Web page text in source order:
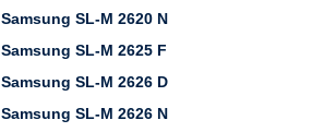
Samsung SL-M 2620 N
Samsung SL-M 2625 F
Samsung SL-M 2626 D
Samsung SL-M 2626 N